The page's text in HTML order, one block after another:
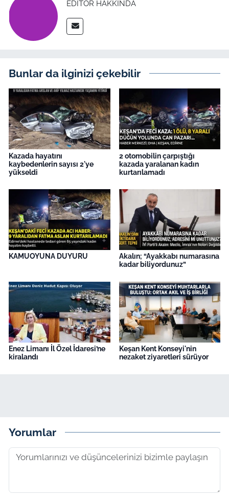
EDITÖR HAKKINDA
Bunlar da ilginizi çekebilir
Kazada hayatını
kaybedenlerin sayısı 2'ye
yükseldi
2 otomobilin çarpıştığı
kazada yaralanan kadın
kurtarılamadı
KAMUOYUNA DUYURU
Akalın; “Ayakkabı numarasına
kadar biliyordunuz”
Enez Limanı İl Özel İdaresi’ne
kiralandı
Keşan Kent Konseyi'nin
nezaket ziyaretleri sürüyor
Yorumlar